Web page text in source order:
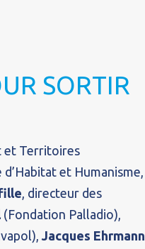
SORTIR
et Territoires
et Humanisme,
, directeur des
(Fondation Palladio),
Jacques Ehrmann